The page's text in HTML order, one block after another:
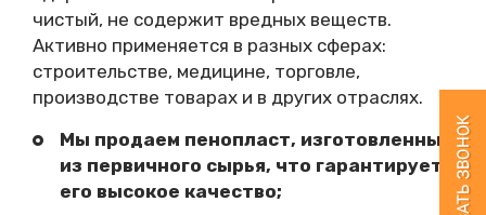
чистый, не содержит вредных веществ.
Активно применяется в разных сферах:
строительстве, медицине, торговле,
производстве товарах и в других отраслях.
Мы продаем пенопласт, изготовленный
из первичного сырья, что гарантирует
его высокое качество;